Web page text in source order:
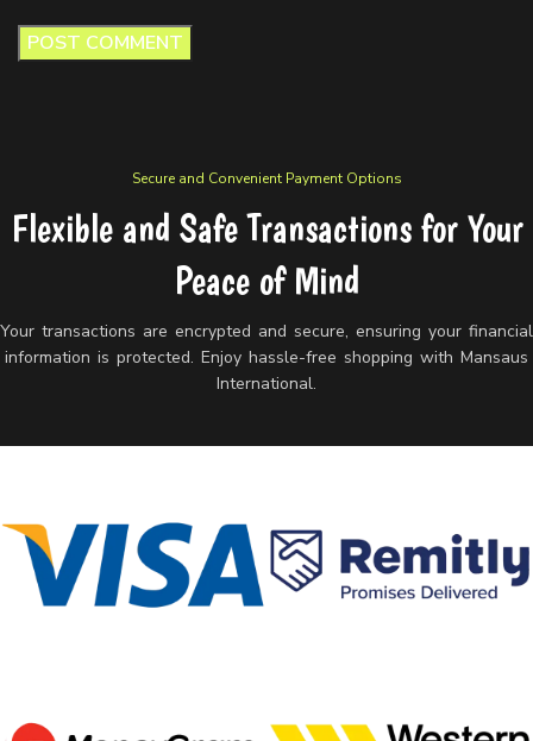
Secure and Convenient Payment Options
Flexible and Safe Transactions for Your
Peace of Mind
Your transactions are encrypted and secure, ensuring your financial
information is protected. Enjoy hassle-free shopping with Mansaus
International.